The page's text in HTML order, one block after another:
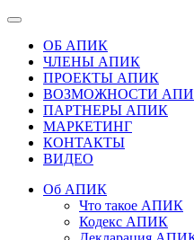
ОБ АПИК
ЧЛЕНЫ АПИК
ПРОЕКТЫ АПИК
ВОЗМОЖНОСТИ
ПАРТНЕРЫ АПИК
МАРКЕТИНГ
КОНТАКТЫ
ВИДЕО
Об АПИК
Что такое АПИК
Кодекс АПИК